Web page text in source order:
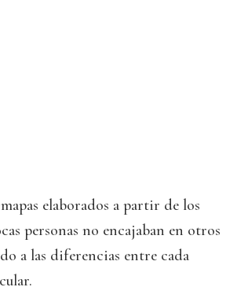
elaborados a partir de los
personas no encajaban en otros
a las diferencias entre cada